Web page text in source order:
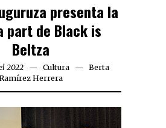
presenta la
part de Black is
Beltza
2022 Cultura
Berta
Herrera